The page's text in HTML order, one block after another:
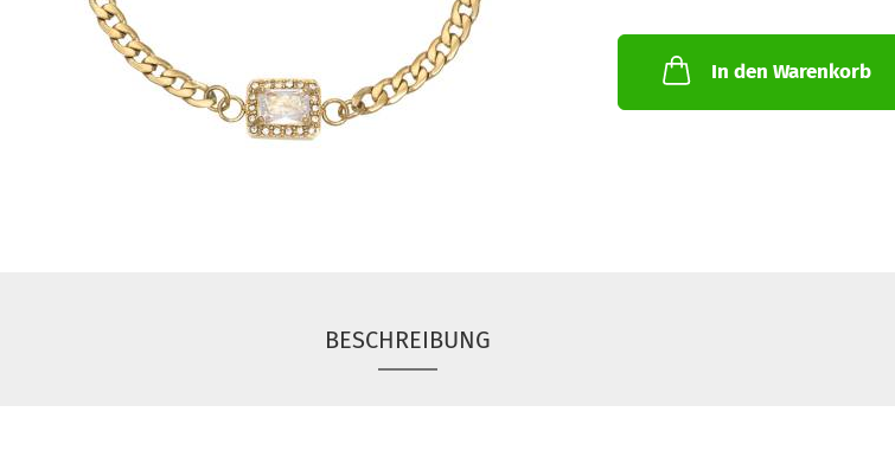
In den Warenkorb
BESCHREIBUNG